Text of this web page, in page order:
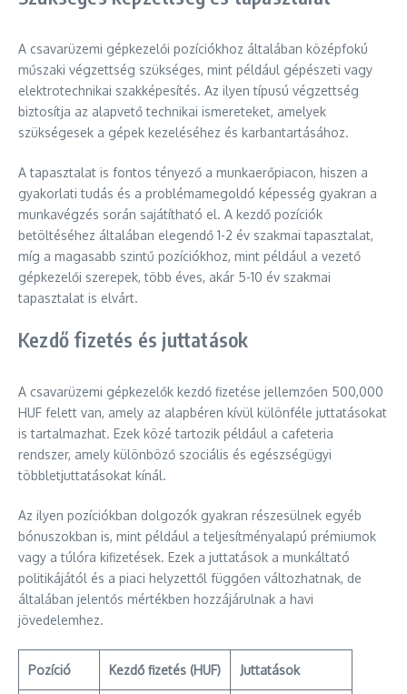
A csavarüzemi gépkezelői pozíciókhoz általában középfokú
műszaki végzettség szükséges, mint például gépészeti vagy
elektrotechnikai szakképesítés. Az ilyen típusú végzettség
biztosítja az alapvető technikai ismereteket, amelyek
szükségesek a gépek kezeléséhez és karbantartásához.
A tapasztalat is fontos tényező a munkaerőpiacon, hiszen a
gyakorlati tudás és a problémamegoldó képesség gyakran a
munkavégzés során sajátítható el. A kezdő pozíciók
betöltéséhez általában elegendő 1-2 év szakmai tapasztalat,
míg a magasabb szintű pozíciókhoz, mint például a vezető
gépkezelői szerepek, több éves, akár 5-10 év szakmai
tapasztalat is elvárt.
Kezdő fizetés és juttatások
A csavarüzemi gépkezelők kezdő fizetése jellemzően 500,000
HUF felett van, amely az alapbéren kívül különféle juttatásokat
is tartalmazhat. Ezek közé tartozik például a cafeteria
rendszer, amely különböző szociális és egészségügyi
többletjuttatásokat kínál.
Az ilyen pozíciókban dolgozók gyakran részesülnek egyéb
bónuszokban is, mint például a teljesítményalapú prémiumok
vagy a túlóra kifizetések. Ezek a juttatások a munkáltató
politikájától és a piaci helyzettől függően változhatnak, de
általában jelentős mértékben hozzájárulnak a havi
jövedelemhez.
Pozíció Kezdő fizetés (HUF) Juttatások